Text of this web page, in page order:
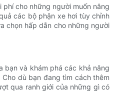
cho những người muốn nâng
các bộ phận xe hơi tùy chỉnh
chọn hấp dẫn cho những người
bạn và khám phá các khả năng
dù bạn đang tìm cách thêm
qua ranh giới của những gì có